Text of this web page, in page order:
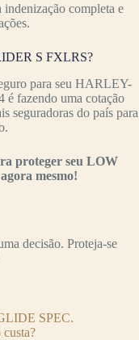
indenização completa e
S FXLRS?
para seu HARLEY-
fazendo uma cotação
seguradoras do país para
proteger seu LOW
mesmo!
decisão. Proteja-se
SPEC.